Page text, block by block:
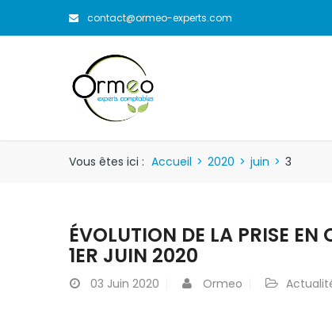
contact@ormeo-experts.com
Vous êtes ici : Accueil > 2020 > juin > 3
ÉVOLUTION DE LA PRISE EN
1ER JUIN 2020
03 Juin 2020 Ormeo